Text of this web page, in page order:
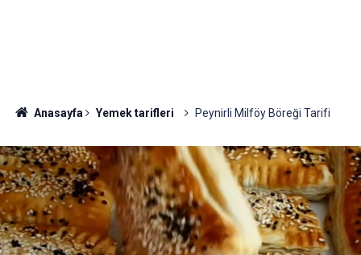
Anasayfa Yemek tarifleri Peynirli Milföy Böreği Tarifi